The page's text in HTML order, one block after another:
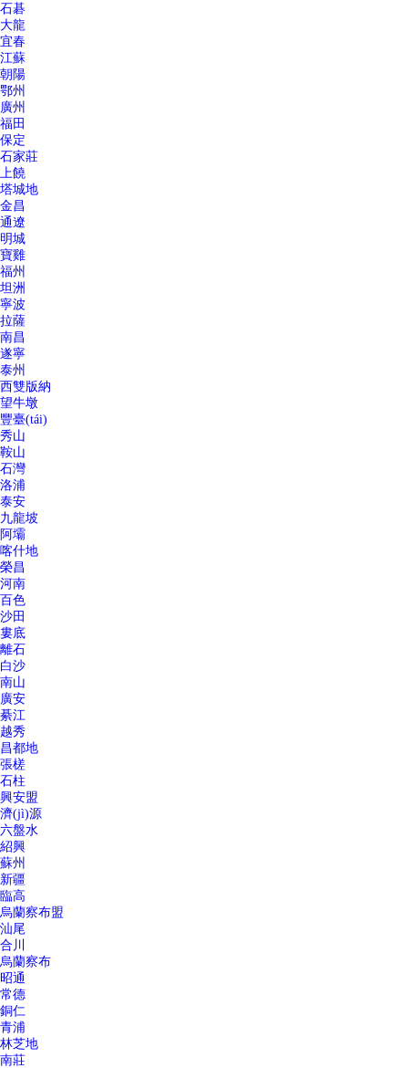
石碁
大龍
宜春
江蘇
朝陽
鄂州
廣州
福田
保定
石家莊
上饒
塔城地
金昌
通遼
明城
寶雞
福州
坦洲
寧波
拉薩
南昌
遂寧
泰州
西雙版納
望牛墩
豐臺(tái)
秀山
鞍山
石灣
洛浦
泰安
九龍坡
阿壩
喀什地
榮昌
河南
百色
沙田
婁底
離石
白沙
南山
廣安
綦江
越秀
昌都地
張槎
石柱
興安盟
濟(jì)源
六盤水
紹興
蘇州
新疆
臨高
烏蘭察布盟
汕尾
合川
烏蘭察布
昭通
常德
銅仁
青浦
林芝地
南莊